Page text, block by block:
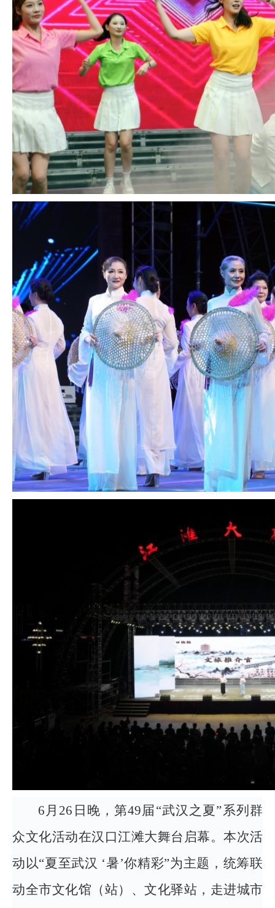
6月26日晚，第49届“武汉之夏”系列群
众文化活动在汉口江滩大舞台启幕。本次活
动以“夏至武汉 ‘暑’你精彩”为主题，统筹联
动全市文化馆（站）、文化驿站，走进城市